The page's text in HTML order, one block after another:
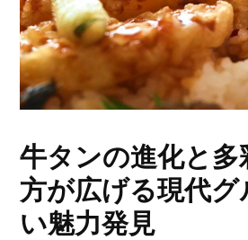
牛タンの進化と
方が広げる現代
い魅力発見